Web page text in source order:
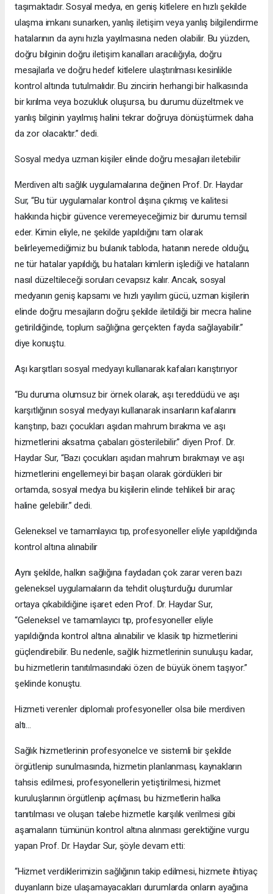
taşımaktadır. Sosyal medya, en geniş kitlelere en hızlı şekilde
ulaşma imkanı sunarken, yanlış iletişim veya yanlış bilgilendirme
hatalarının da aynı hızla yayılmasına neden olabilir. Bu yüzden,
doğru bilginin doğru iletişim kanalları aracılığıyla, doğru
mesajlarla ve doğru hedef kitlelere ulaştırılması kesinlikle
kontrol altında tutulmalıdır. Bu zincirin herhangi bir halkasında
bir kırılma veya bozukluk oluşursa, bu durumu düzeltmek ve
yanlış bilginin yayılmış halini tekrar doğruya dönüştürmek daha
da zor olacaktır.” dedi.
Sosyal medya uzman kişiler elinde doğru mesajları iletebilir
Merdiven altı sağlık uygulamalarına değinen Prof. Dr. Haydar
Sur, “Bu tür uygulamalar kontrol dışına çıkmış ve kalitesi
hakkında hiçbir güvence veremeyeceğimiz bir durumu temsil
eder. Kimin eliyle, ne şekilde yapıldığını tam olarak
belirleyemediğimiz bu bulanık tabloda, hatanın nerede olduğu,
ne tür hatalar yapıldığı, bu hataları kimlerin işlediği ve hataların
nasıl düzeltileceği soruları cevapsız kalır. Ancak, sosyal
medyanın geniş kapsamı ve hızlı yayılım gücü, uzman kişilerin
elinde doğru mesajların doğru şekilde iletildiği bir mecra haline
getirildiğinde, toplum sağlığına gerçekten fayda sağlayabilir.”
diye konuştu.
Aşı karşıtları sosyal medyayı kullanarak kafaları karıştırıyor
“Bu duruma olumsuz bir örnek olarak, aşı tereddüdü ve aşı
karşıtlığının sosyal medyayı kullanarak insanların kafalarını
karıştırıp, bazı çocukları aşıdan mahrum bırakma ve aşı
hizmetlerini aksatma çabaları gösterilebilir.” diyen Prof. Dr.
Haydar Sur, “Bazı çocukları aşıdan mahrum bırakmayı ve aşı
hizmetlerini engellemeyi bir başarı olarak gördükleri bir
ortamda, sosyal medya bu kişilerin elinde tehlikeli bir araç
haline gelebilir.” dedi.
Geleneksel ve tamamlayıcı tıp, profesyoneller eliyle yapıldığında
kontrol altına alınabilir
Aynı şekilde, halkın sağlığına faydadan çok zarar veren bazı
geleneksel uygulamaların da tehdit oluşturduğu durumlar
ortaya çıkabildiğine işaret eden Prof. Dr. Haydar Sur,
“Geleneksel ve tamamlayıcı tıp, profesyoneller eliyle
yapıldığında kontrol altına alınabilir ve klasik tıp hizmetlerini
güçlendirebilir. Bu nedenle, sağlık hizmetlerinin sunuluşu kadar,
bu hizmetlerin tanıtılmasındaki özen de büyük önem taşıyor.”
şeklinde konuştu.
Hizmeti verenler diplomalı profesyoneller olsa bile merdiven
altı…
Sağlık hizmetlerinin profesyonelce ve sistemli bir şekilde
örgütlenip sunulmasında, hizmetin planlanması, kaynakların
tahsis edilmesi, profesyonellerin yetiştirilmesi, hizmet
kuruluşlarının örgütlenip açılması, bu hizmetlerin halka
tanıtılması ve oluşan talebe hizmetle karşılık verilmesi gibi
aşamaların tümünün kontrol altına alınması gerektiğine vurgu
yapan Prof. Dr. Haydar Sur, şöyle devam etti:
“Hizmet verdiklerimizin sağlığının takip edilmesi, hizmete ihtiyaç
duyanların bize ulaşamayacakları durumlarda onların ayağına